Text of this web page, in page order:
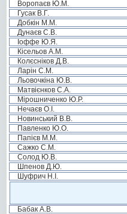
Воропаєв Ю.М.
Гусак В.Г.
Добкін М.М.
Дунаєв С.В.
Іоффе Ю.Я.
Кісельов А.М.
Колєсніков Д.В.
Ларін С.М.
Льовочкіна Ю.В.
Матвієнков С.А.
Мірошниченко Ю.Р.
Нечаєв О.І.
Новинський В.В.
Павленко Ю.О.
Папієв М.М.
Сажко С.М.
Солод Ю.В.
Шпенов Д.Ю.
Шуфрич Н.І.
Бабак А.В.